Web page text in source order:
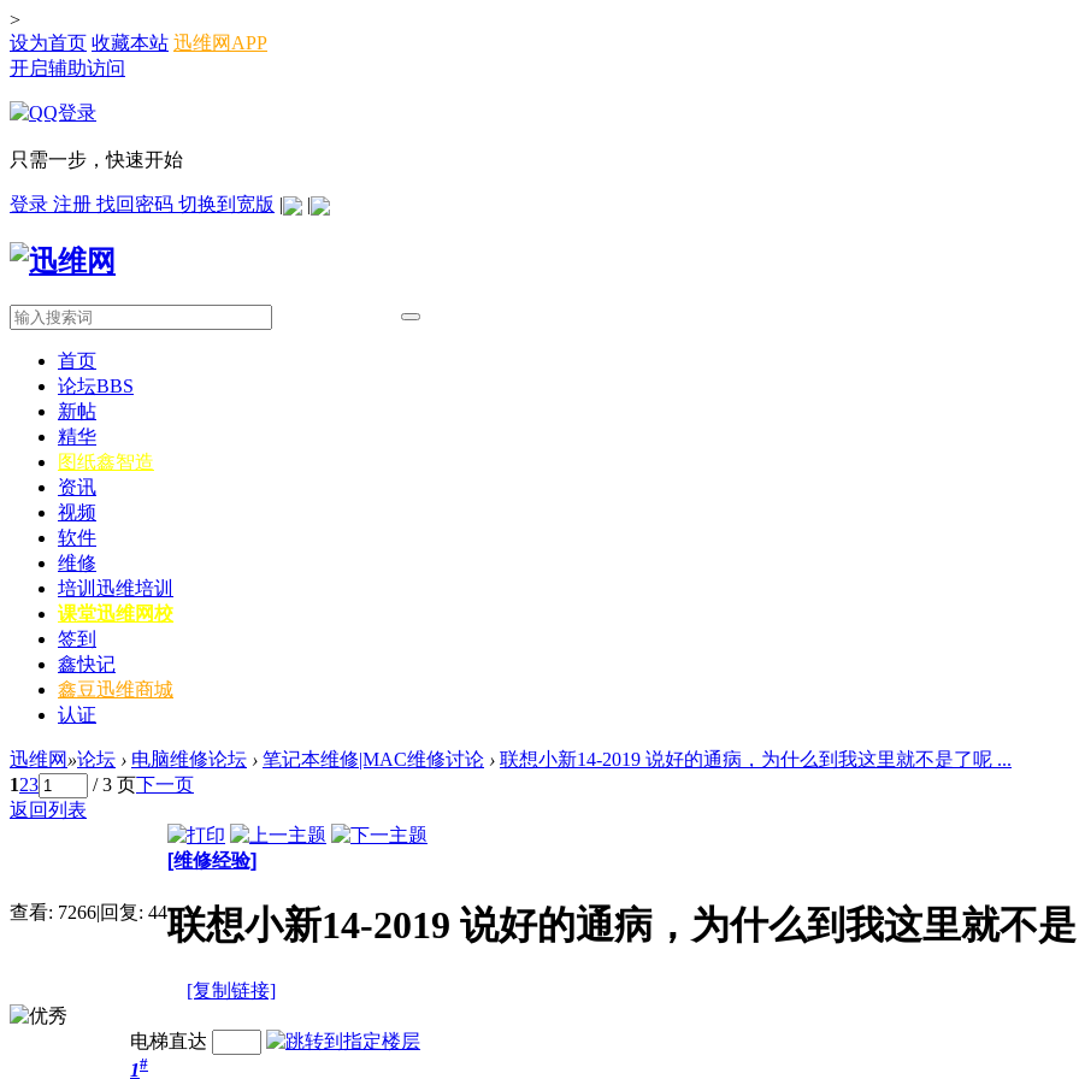
>
设为首页 收藏本站 迅维网APP
开启辅助访问
只需一步，快速开始
登录 注册 找回密码 切换到宽版 | |
首页
论坛BBS
新帖
精华
图纸鑫智造
资讯
视频
软件
维修
培训 迅维培训
课堂迅维网校
签到
鑫快记
鑫豆迅维商城
认证
迅维网 »论坛 › 电脑维修论坛 › 笔记本维修|MAC维修讨论 › 联想小新14-2019 说好的通病，为什么到我这里就不是了呢 ...
123 / 3 页下一页
返回列表
查看: 7266|回复: 44
[维修经验]
联想小新14-2019 说好的通病，为什么到我这里就不
[复制链接]
电梯直达
1#